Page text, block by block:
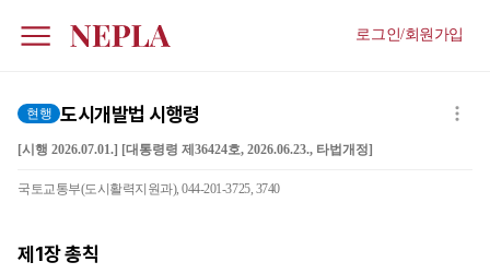
로그인/회원가입
현행 도시개발법 시행령
[시행 2026.07.01.] [대통령령 제36424호, 2026.06.23., 타법개정]
국토교통부(도시활력지원과), 044-201-3725, 3740
제1장총칙